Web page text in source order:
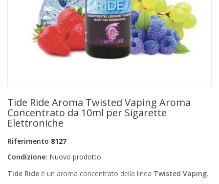
FORNITURE ESTETICA
SEXY SHOP
CASA E CUCINA
FAI DA TE
AUTO E MOTO
PROMOZIONI E COUPON
Tide Ride Aroma Twisted Vaping Aroma
Concentrato da 10ml per Sigarette
Elettroniche
Riferimento 8127
Condizione: Nuovo prodotto
Tide Ride è un aroma concentrato della linea Twisted Vaping.